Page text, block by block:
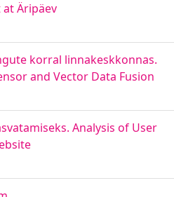
Äripäev
korral linnakeskkonnas.
and Vector Data Fusion
Analysis of User